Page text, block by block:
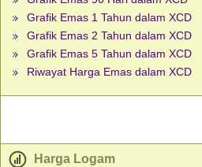
Grafik Emas 1 Tahun dalam XCD
Grafik Emas 2 Tahun dalam XCD
Grafik Emas 5 Tahun dalam XCD
Riwayat Harga Emas dalam XCD
Harga Logam